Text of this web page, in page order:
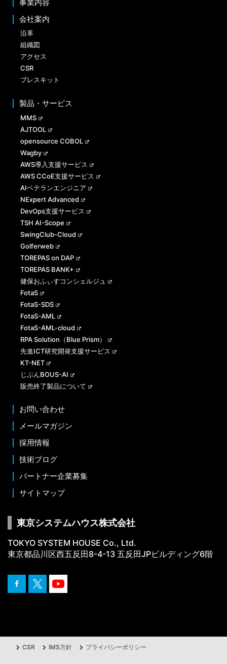
事業内容
会社案内
沿革
組織図
アクセス
CSR
プレスキット
製品・サービス
MMS
AJTOOL
opensource COBOL
Wagby
AWS導入支援サービス
AWS CCoE支援サービス
AIベテランエンジニア
NExpert Advanced
DevOps支援サービス
TSH AI-Scope
SwingClub-Cloud
Golferweb
TOREPAS on DAP
TOREPAS BANK+
健保おふぃすコンシェルジュ
FotaS
FotaS-SDS
FotaS-AML
FotaS-AML-cloud
RPA Solution（Blue Prism）
先進ICT研究開発支援サービス
KT-NET
じぶんBOUS-AI
販売終了製品について
お問い合わせ
メールマガジン
採用情報
技術ブログ
パートナー企業募集
サイトマップ
東京システムハウス株式会社
TOKYO SYSTEM HOUSE Co., Ltd.
東京都品川区西五反田8-4-13 五反田JPビルディング6階
CSR IMS方針 プライバシーポリシー